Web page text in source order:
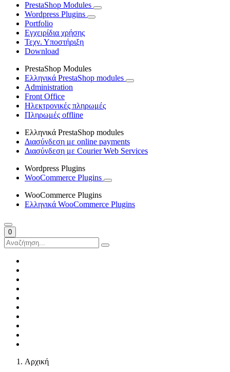
PrestaShop Modules
Wordpress Plugins
Portfolio
Εγχειρίδια χρήσης
Τεχν. Υποστήριξη
Download
PrestaShop Modules
Ελληνικά PrestaShop modules
Administration
Front Office
Ηλεκτρονικές πληρωμές
Πληρωμές offline
Ελληνικά PrestaShop modules
Διασύνδεση με online payments
Διασύνδεση με Courier Web Services
Wordpress Plugins
WooCommerce Plugins
WooCommerce Plugins
Ελληνικά WooCommerce Plugins
0
Αρχική